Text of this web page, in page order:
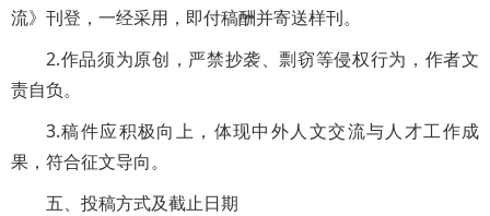
流》刊登，一经采用，即付稿酬并寄送样刊。
2.作品须为原创，严禁抄袭、剽窃等侵权行为，作者文
责自负。
3.稿件应积极向上，体现中外人文交流与人才工作成
果，符合征文导向。
五、投稿方式及截止日期